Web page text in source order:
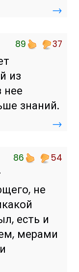
→
89 37
из
нее
знаний.
→
86 54
не
есть и
мерами